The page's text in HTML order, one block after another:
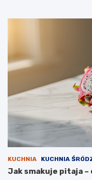
KUCHNIA KUCHNIA
Jak smakuje pitaja –